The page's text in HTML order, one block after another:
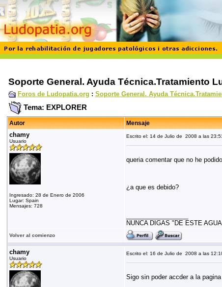
Soporte General. Ayuda Técnica.Tratamiento
Foros de Ludopatia.org : Soporte General. Ayuda
Tema: EXPLORER
Autor Mensaje
chamy
Usuario
Ingresado: 28 de Enero de 2006
Lugar: Spain
Mensajes: 728
Escrito el: 14 de Julio de 2008 a las
queria comentar que no he
¿a que es debido?
NUNCA DIGAS "DE ESTE
Volver al comienzo
chamy
Usuario
Escrito el: 16 de Julio de 2008 a las
Sigo sin poder accder a la